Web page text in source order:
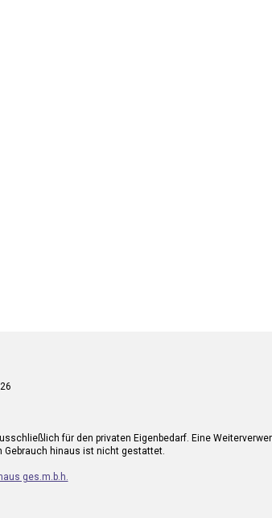
für den privaten Eigenbedarf. Eine
Gebrauch hinaus ist nicht gestattet.
ges.m.b.h.